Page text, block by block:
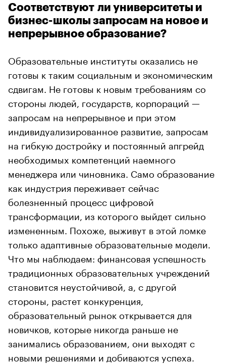
Соответствуют ли университеты и
бизнес-школы запросам на новое и
непрерывное образование?
Образовательные институты оказались не
готовы к таким социальным и экономическим
сдвигам. Не готовы к новым требованиям со
стороны людей, государств, корпораций —
запросам на непрерывное и при этом
индивидуализированное развитие, запросам
на гибкую достройку и постоянный апгрейд
необходимых компетенций наемного
менеджера или чиновника. Само образование
как индустрия переживает сейчас
болезненный процесс цифровой
трансформации, из которого выйдет сильно
измененным. Похоже, выживут в этой ломке
только адаптивные образовательные модели.
Что мы наблюдаем: финансовая успешность
традиционных образовательных учреждений
становится неустойчивой, а, с другой
стороны, растет конкуренция,
образовательный рынок открывается для
новичков, которые никогда раньше не
занимались образованием, они выходят с
новыми решениями и добиваются успеха.